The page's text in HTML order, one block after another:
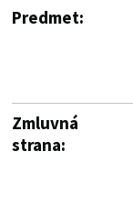
Predmet:
Zmluvná
strana: